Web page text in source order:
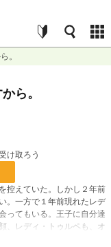
。
ら。
け取ろう
控えていた。しかし２年前
。一方で１年前現れたレデ
ってもいる。王子に自分達
、レディ・トゥルペも、オ
顔。半年前からは、レデ